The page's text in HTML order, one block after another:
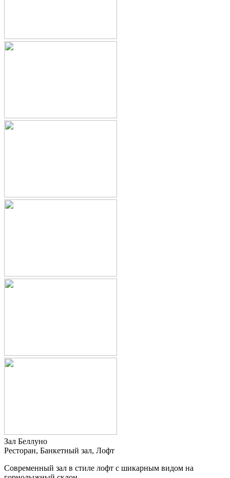
Зал Беллуно
Ресторан, Банкетный зал, Лофт
Современный зал в стиле лофт с шикарным видом на